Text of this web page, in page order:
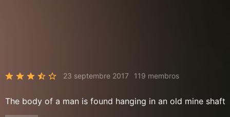
23 septembre 2017 119 membros
The body of a man is found hanging in an old mine shaft